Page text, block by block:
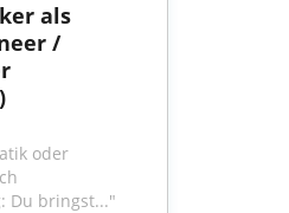
als
/
"...beispielsweise in der Informatik oder
Du bringst..."